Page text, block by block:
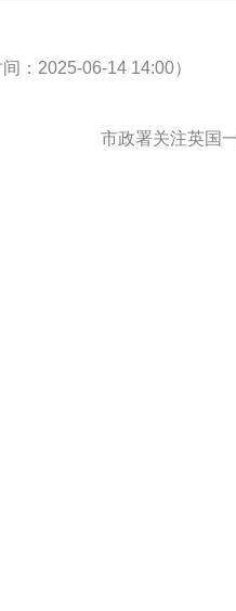
：2025-06-14 14:00）
市政署关注英国